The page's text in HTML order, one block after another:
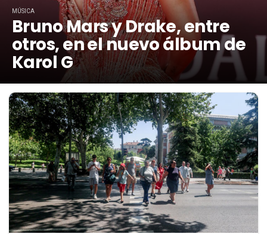
MÚSICA
Bruno Mars y Drake, entre
otros, en el nuevo álbum de
Karol G